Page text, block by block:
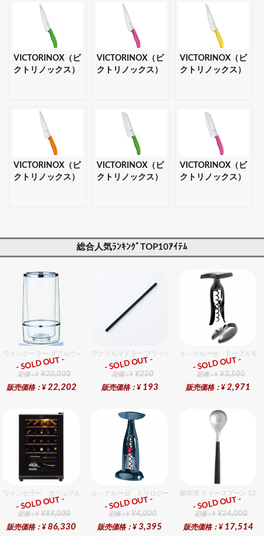
VICTORINOX（ビ
クトリノックス）
ント対応可】
VICTORINOX（ビ
クトリノックス）
ント対応可】
VICTORINOX（ビ
クトリノックス）
ント対応可】
VICTORINOX（ビ
クトリノックス）
VICTORINOX（ビ
クトリノックス）
VICTORINOX（ビ
クトリノックス）
総合人気ﾗﾝｷﾝｸﾞTOP10ｱｲﾃﾑ
ワインクーラー ダブルウォール 12個入りセット
総合ﾗﾝｷﾝｸﾞ
定価：¥ ¥30,000
販売価格：¥ 22,202
- SOLD OUT -
アクリルマドラー ブラック
総合ﾗﾝｷﾝｸﾞ
定価：¥ ¥250
販売価格：¥ 193
- SOLD OUT -
ル・クルーゼ テーブルモ
総合ﾗﾝｷﾝｸﾞ
定価：¥ ¥3,500
販売価格：¥ 2,971
- SOLD OUT -
ワインセラー カジュアル FJC−85G（26本用）
総合ﾗﾝｷﾝｸﾞ
定価：¥ ¥89,000
販売価格：¥ 86,330
- SOLD OUT -
ル・クルーゼ トリロジー テーブルモデルギフトセット
総合ﾗﾝｷﾝｸﾞ
定価：¥ ¥4,000
販売価格：¥ 3,395
- SOLD OUT -
柳宗理 ティースプーン 12個
総合ﾗﾝｷﾝｸﾞ
定価：¥ ¥24,000
販売価格：¥ 17,514
- SOLD OUT -